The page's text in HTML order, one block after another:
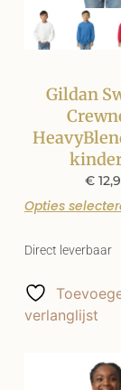
Gildan
€
Opties
Direct leverbaar
verlanglijst